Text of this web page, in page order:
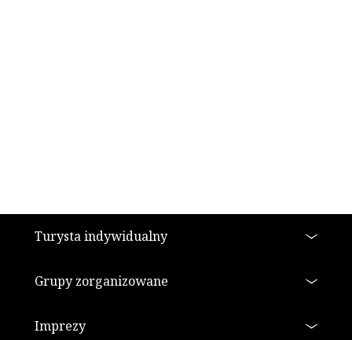
Stopka
Turysta indywidualny
Grupy zorganizowane
Imprezy